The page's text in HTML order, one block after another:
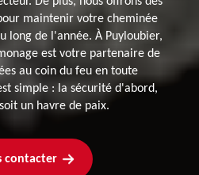
maintenir votre cheminée
long de l'année. À Puyloubier,
est votre partenaire de
au coin du feu en toute
simple : la sécurité d'abord,
un havre de paix.
contacter